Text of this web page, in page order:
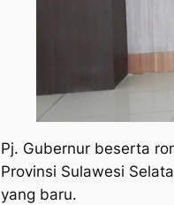
Pj. Gubernur beserta
Provinsi Sulawesi
yang baru.